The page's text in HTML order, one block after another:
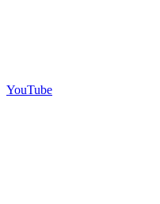
YouTube